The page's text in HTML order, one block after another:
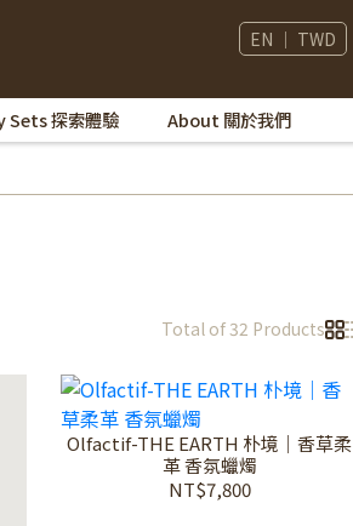
EN ｜ TWD
Sets 探索體驗 About 關於我們
Total of 32 Products
Olfactif-THE EARTH 朴境｜香草柔
革 香氛蠟燭
NT$7,800